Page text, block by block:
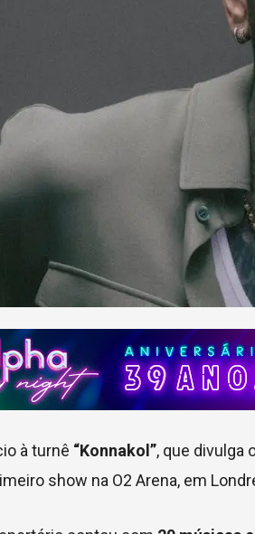
à turnê “Konnakol”, que divulga
show na O2 Arena, em